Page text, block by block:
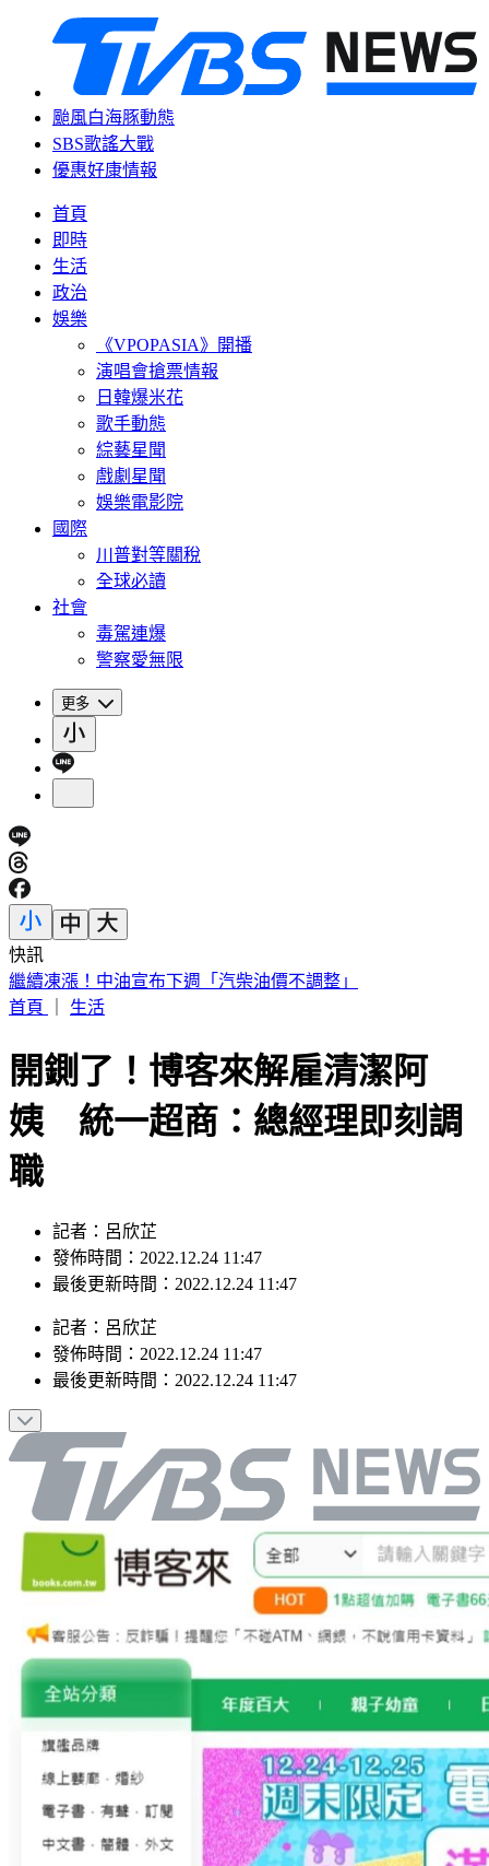
颱風白海豚動態
SBS歌謠大戰
優惠好康情報
首頁
即時
生活
政治
娛樂
《VPOPASIA》開播
演唱會搶票情報
日韓爆米花
歌手動態
綜藝星聞
戲劇星聞
娛樂電影院
國際
川普對等關稅
全球必讀
社會
毒駕連爆
警察愛無限
更多
快訊
白海豚颱風發威！「10縣市豪雨特報」下到明天 2地紅色警
戒
開鍘了！博客來解雇清潔阿
姨 統一超商：總經理即刻調
職
記者：呂欣芷
發佈時間：2022.12.24 11:47
記者：呂欣芷
發佈時間：2022.12.24 11:47